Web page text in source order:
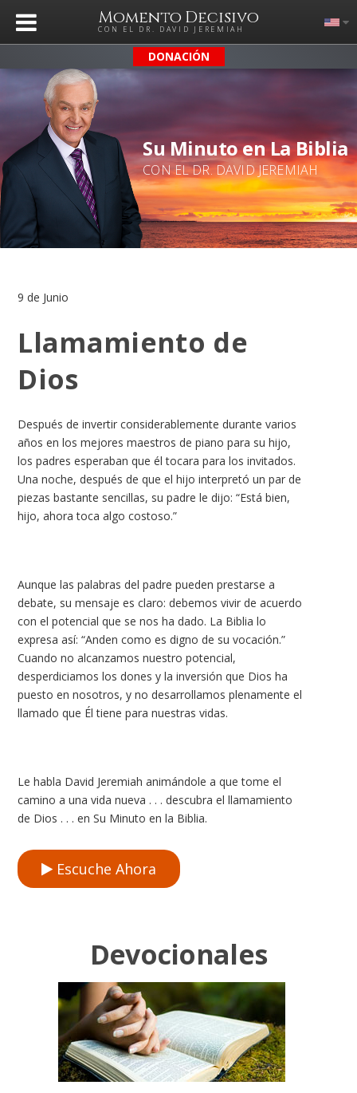
Momento Decisivo
CON EL DR. DAVID JEREMIAH
DONACIÓN
Su Minuto en La Biblia
CON EL DR. DAVID JEREMIAH
9 de Junio
Llamamiento de
Dios
Después de invertir considerablemente durante varios
años en los mejores maestros de piano para su hijo,
los padres esperaban que él tocara para los invitados.
Una noche, después de que el hijo interpretó un par de
piezas bastante sencillas, su padre le dijo: “Está bien,
hijo, ahora toca algo costoso.”
Aunque las palabras del padre pueden prestarse a
debate, su mensaje es claro: debemos vivir de acuerdo
con el potencial que se nos ha dado. La Biblia lo
expresa así: “Anden como es digno de su vocación.”
Cuando no alcanzamos nuestro potencial,
desperdiciamos los dones y la inversión que Dios ha
puesto en nosotros, y no desarrollamos plenamente el
llamado que Él tiene para nuestras vidas.
Le habla David Jeremiah animándole a que tome el
camino a una vida nueva . . . descubra el llamamiento
de Dios . . . en Su Minuto en la Biblia.
Escuche Ahora
Devocionales